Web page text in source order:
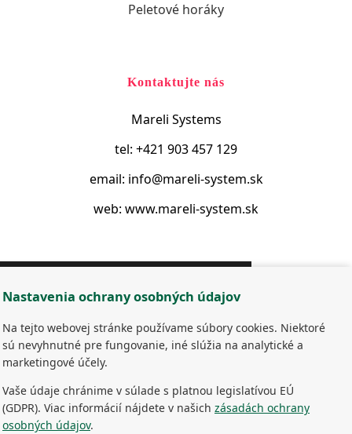
Peletové horáky
Kontaktujte nás
Mareli Systems
tel: +421 903 457 129
email: info@mareli-system.sk
web: www.mareli-system.sk
Servis
Poradňa
">
O nás
Kontakt
Nastavenia ochrany osobných údajov
Na tejto webovej stránke používame súbory cookies. Niektoré
sú nevyhnutné pre fungovanie, iné slúžia na analytické a
marketingové účely.
Vaše údaje chránime v súlade s platnou legislatívou EÚ
(GDPR). Viac informácií nájdete v našich zásadách ochrany
osobných údajov.